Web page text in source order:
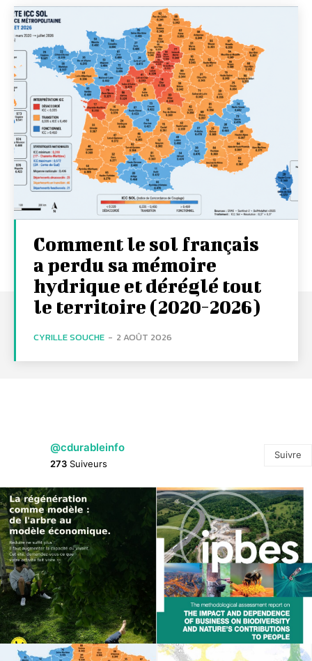
Comment le sol français
a perdu sa mémoire
hydrique et déréglé tout
le territoire (2020-2026)
CYRILLE SOUCHE - 2 AOÛT 2026
@cdurableinfo
273 Suiveurs
Suivre